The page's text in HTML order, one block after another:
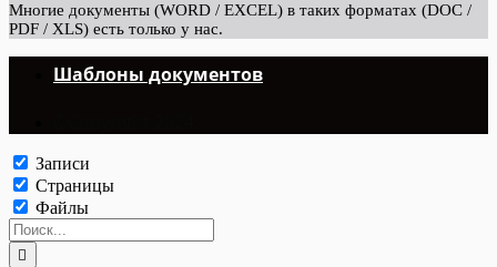
Многие документы (WORD / EXCEL) в таких форматах (DOC /
PDF / XLS) есть только у нас.
Шаблоны документов
Записи
Страницы
Файлы